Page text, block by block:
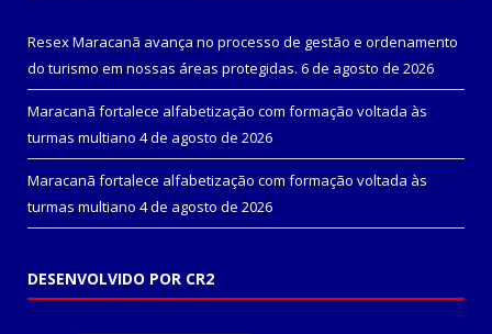
Resex Maracanã avança no processo de gestão e ordenamento
do turismo em nossas áreas protegidas. 6 de agosto de 2026
Maracanã fortalece alfabetização com formação voltada às
turmas multiano 4 de agosto de 2026
Maracanã fortalece alfabetização com formação voltada às
turmas multiano 4 de agosto de 2026
DESENVOLVIDO POR CR2